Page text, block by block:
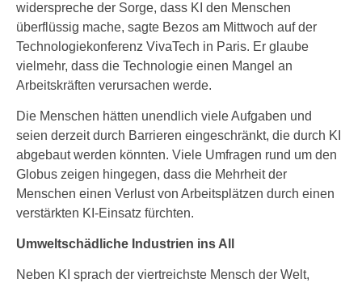
widerspreche der Sorge, dass KI den Menschen
überflüssig mache, sagte Bezos am Mittwoch auf der
Technologiekonferenz VivaTech in Paris. Er glaube
vielmehr, dass die Technologie einen Mangel an
Arbeitskräften verursachen werde.
Die Menschen hätten unendlich viele Aufgaben und
seien derzeit durch Barrieren eingeschränkt, die durch KI
abgebaut werden könnten. Viele Umfragen rund um den
Globus zeigen hingegen, dass die Mehrheit der
Menschen einen Verlust von Arbeitsplätzen durch einen
verstärkten KI-Einsatz fürchten.
Umweltschädliche Industrien ins All
Neben KI sprach der viertreichste Mensch der Welt,